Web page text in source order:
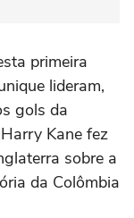
primeira
lideram,
gols da
Kane fez
sobre a
da Colômbia